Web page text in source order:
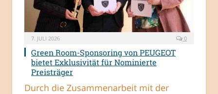
7. JULI 2026 0
Green Room-Sponsoring von PEUGEOT
bietet Exklusivität für Nominierte
Preisträger
Durch die Zusammenarbeit mit der